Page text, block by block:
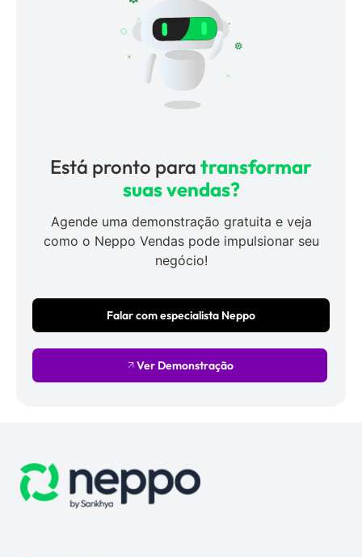
Está pronto para transformar
suas vendas?
Agende uma demonstração gratuita e veja
como o Neppo Vendas pode impulsionar seu
negócio!
Falar com especialista Neppo
Ver Demonstração